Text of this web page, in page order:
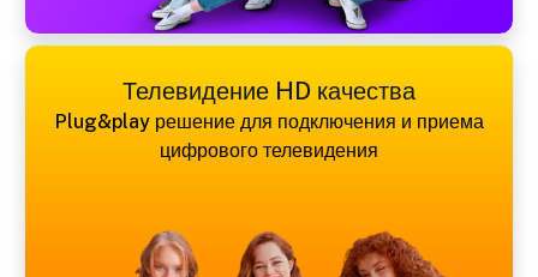
Телевидение HD качества
Plug&play решение для подключения и приема
цифрового телевидения